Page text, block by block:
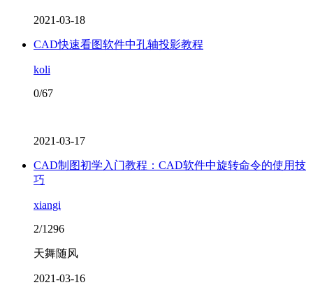
2021-03-18
CAD快速看图软件中孔轴投影教程
koli
0/67
2021-03-17
CAD制图初学入门教程：CAD软件中旋转命令的使用技
巧
xiangi
2/1296
天舞随风
2021-03-16